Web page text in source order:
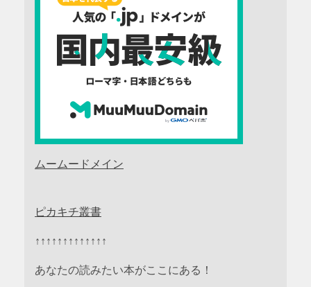
ムームードメイン
ピカキチ叢書
↑↑↑↑↑↑↑↑↑↑↑↑↑
あなたの読みたい本がここにある！